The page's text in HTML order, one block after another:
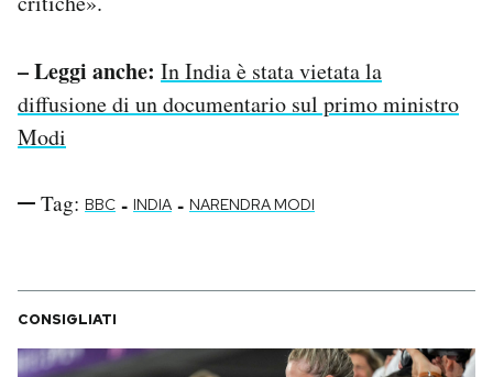
– Leggi anche: In India è stata vietata la
diffusione di un documentario sul primo ministro
Modi
Tag: BBC - INDIA - NARENDRA MODI
CONSIGLIATI